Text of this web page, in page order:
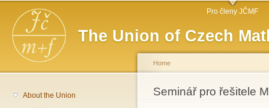
The Union of Czech
Main menu Pro členy JČMF
About the Union
You are here
Home
Seminář pro řešitele